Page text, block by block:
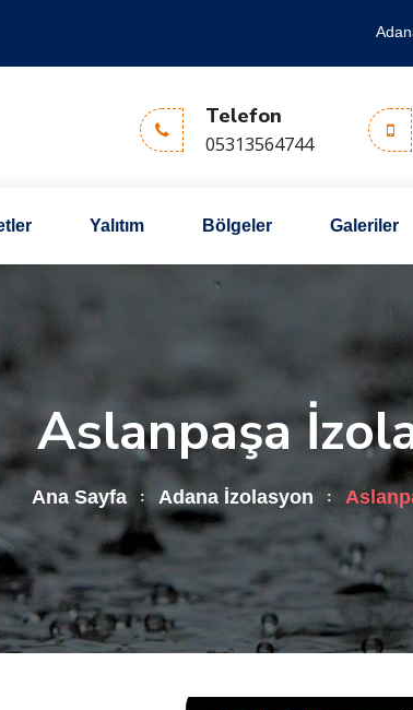
Telefon
05313564744
Yalıtım Bölgeler Galeriler
Aslanpaşa
Ana Sayfa Adana İzolasyon